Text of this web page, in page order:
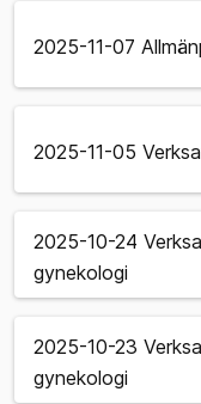
2025-11-07
2025-11-05
2025-10-24
gynekologi
2025-10-23
gynekologi